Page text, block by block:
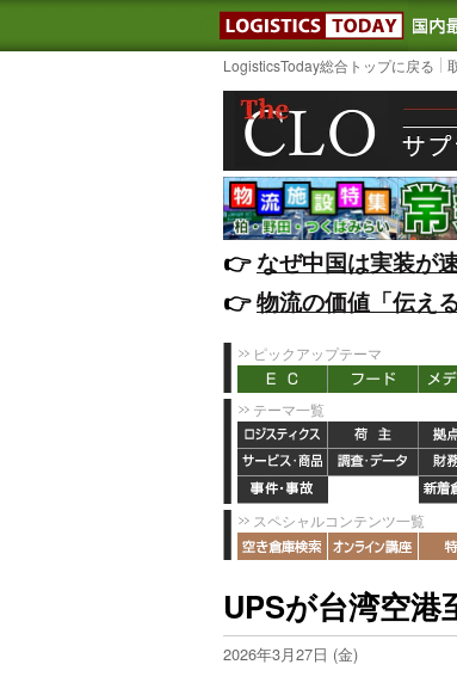
LogisticsToday総合トップに戻る
👉️なぜ中国は実装が
👉️物流の価値「伝え
ピックアップテーマ
テーマ一覧
スペシャルコンテンツ一覧
UPSが台湾空
2026年3月27日 (金)